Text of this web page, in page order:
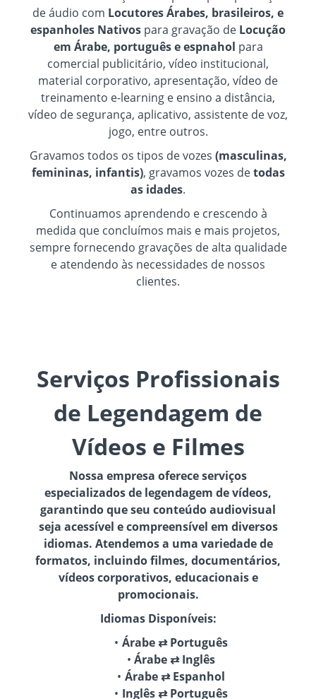
de áudio com Locutores Árabes, brasileiros, e
espanholes Nativos para gravação de Locução
em Árabe, português e espnahol para
comercial publicitário, vídeo institucional,
material corporativo, apresentação, vídeo de
treinamento e-learning e ensino a distância,
vídeo de segurança, aplicativo, assistente de voz,
jogo, entre outros.
Gravamos todos os tipos de vozes (masculinas,
femininas, infantis), gravamos vozes detodas
as idades.
Continuamos aprendendo e crescendo à
medida que concluímos mais e mais projetos,
sempre fornecendo gravações de alta qualidade
e atendendo às necessidades de nossos
clientes.
Serviços Profissionais
de Legendagem de
Vídeos e Filmes
Nossa empresa oferece serviços
especializados de legendagem de vídeos,
garantindo que seu conteúdo audiovisual
seja acessível e compreensível em diversos
idiomas. Atendemos a uma variedade de
formatos, incluindo filmes, documentários,
vídeos corporativos, educacionais e
promocionais.
Idiomas Disponíveis:
Árabe ⇄ Português
Árabe ⇄ Inglês
Árabe ⇄ Espanhol
Inglês ⇄ Português